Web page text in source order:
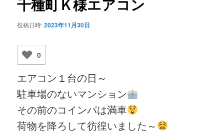
ー
ョ
投稿日時:2023年11月30日
0
エアコン１台の日～
駐車場のないマンション
その前のコインパは満車
荷物を降ろして彷徨いました～